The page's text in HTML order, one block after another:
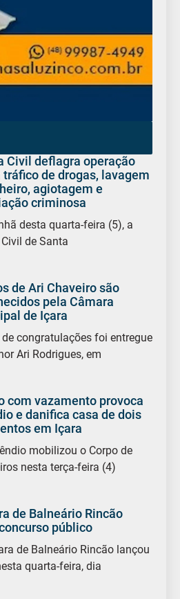
Civil deflagra operação
tráfico de drogas, lavagem
agiotagem e
criminosa
desta quarta-feira (5), a
de Santa
de Ari Chaveiro são
pela Câmara
de Içara
congratulações foi entregue
Ari Rodrigues, em
com vazamento provoca
e danifica casa de dois
em Içara
mobilizou o Corpo de
nesta terça-feira (4)
de Balneário Rincão
público
de Balneário Rincão lançou
quarta-feira, dia